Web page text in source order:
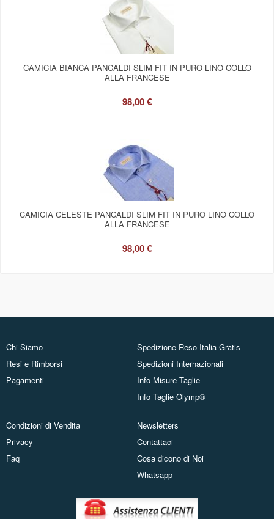
CAMICIA BIANCA PANCALDI SLIM FIT IN PURO LINO COLLO
ALLA FRANCESE
98,00 €
CAMICIA CELESTE PANCALDI SLIM FIT IN PURO LINO COLLO
ALLA FRANCESE
98,00 €
Chi Siamo
Resi e Rimborsi
Pagamenti
Spedizione Reso Italia Gratis
Spedizioni Internazionali
Info Misure Taglie
Info Taglie Olymp®
Condizioni di Vendita
Privacy
Faq
Newsletters
Contattaci
Cosa dicono di Noi
Whatsapp